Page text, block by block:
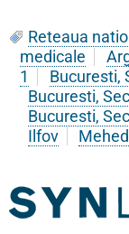
Reteaua
medicale
1
Bucuresti,
Bucuresti,
Bucuresti,
Ilfov